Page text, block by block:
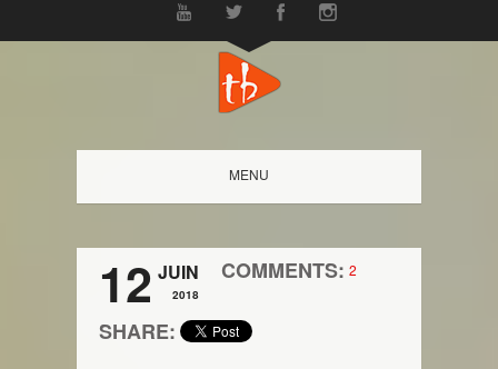
MENU
12 JUIN
2018
COMMENTS: 2
SHARE: